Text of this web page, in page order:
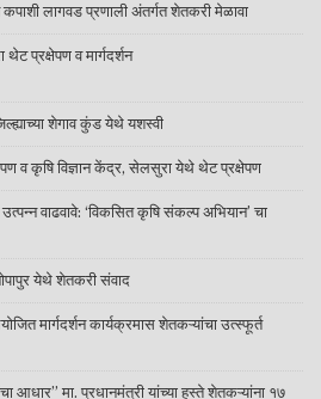
लागवड प्रणाली अंतर्गत शेतकरी मेळावा
साजरा थेट प्रक्षेपण व मार्गदर्शन
शेगाव कुंड येथे यशस्वी
व कृषि विज्ञान केंद्र, सेलसुरा येथे थेट प्रक्षेपण
वाढवावे: ‘विकसित कृषि संकल्प अभियान’ चा
येथे शेतकरी संवाद
मार्गदर्शन कार्यक्रमास शेतकऱ्यांचा उत्स्फूर्त
आधार” मा. प्रधानमंत्री यांच्या हस्ते शेतकऱ्यांना १७